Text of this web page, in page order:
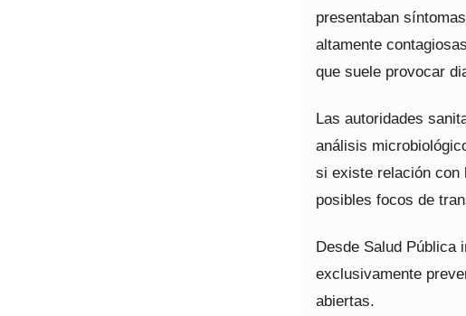
presentaban
altamente
que suele provocar
Las autoridades
análisis
si existe relación con
posibles focos de
Desde Salud Pública
exclusivamente
abiertas.